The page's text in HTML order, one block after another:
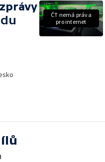
ČT nemá práva
pro internet